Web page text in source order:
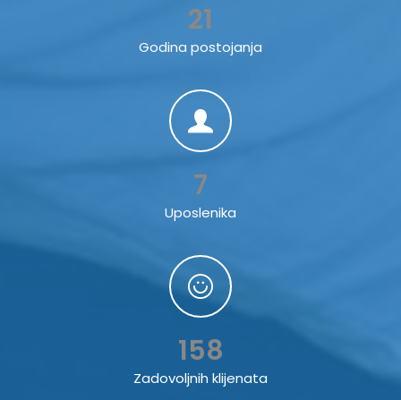
21
Godina postojanja
7
Uposlenika
158
Zadovoljnih klijenata